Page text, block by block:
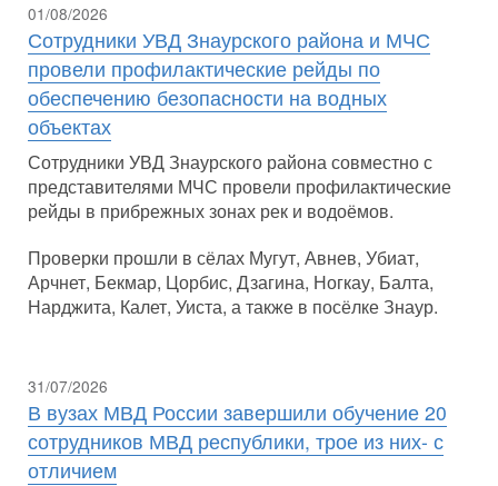
01/08/2026
Сотрудники УВД Знаурского района и МЧС
провели профилактические рейды по
обеспечению безопасности на водных
объектах
Сотрудники УВД Знаурского района совместно с
представителями МЧС провели профилактические
рейды в прибрежных зонах рек и водоёмов.
Проверки прошли в сёлах Мугут, Авнев, Убиат,
Арчнет, Бекмар, Цорбис, Дзагина, Ногкау, Балта,
Нарджита, Калет, Уиста, а также в посёлке Знаур.
31/07/2026
В вузах МВД России завершили обучение 20
сотрудников МВД республики, трое из них- с
отличием